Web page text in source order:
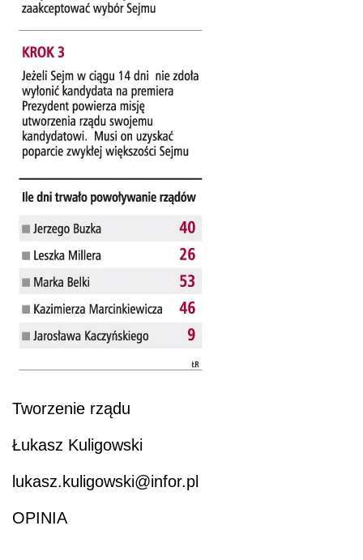
Tworzenie rządu
Łukasz Kuligowski
lukasz.kuligowski@infor.pl
OPINIA